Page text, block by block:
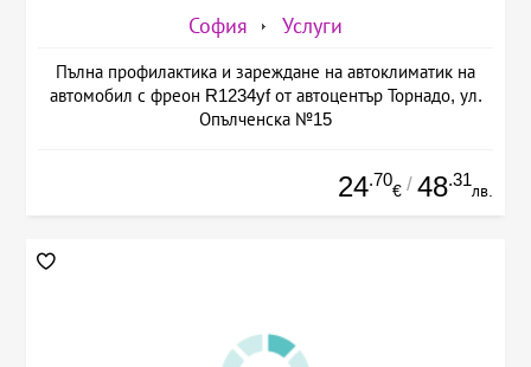
София Услуги
Пълна профилактика и зареждане на автоклиматик на
автомобил с фреон R1234yf от автоцентър Торнадо, ул.
Опълченска №15
24.70
€ / 48.31
лв.